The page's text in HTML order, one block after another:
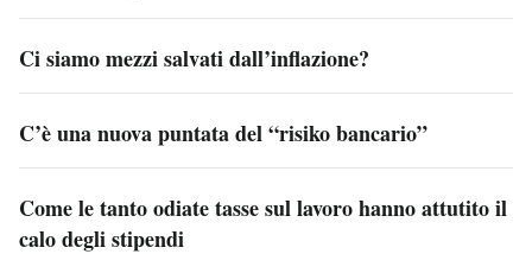
Ci siamo mezzi salvati dall’inflazione?
C’è una nuova puntata del “risiko bancario”
Come le tanto odiate tasse sul lavoro hanno attutito il
calo degli stipendi